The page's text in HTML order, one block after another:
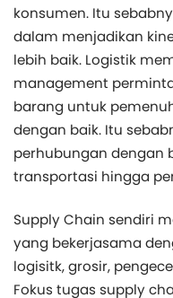
konsumen. Itu
dalam menjadikan
lebih baik. Logistik
management
barang untuk
dengan baik. Itu
perhubungan dengan
transportasi hingga
Supply Chain sendiri
yang bekerjasama
logisitk, grosir,
Fokus tugas supply